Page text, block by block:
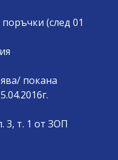
(след 01
покана
3, т. 1 от ЗОП